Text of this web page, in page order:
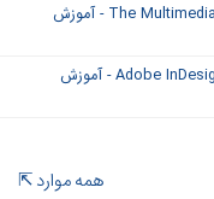
The Multimedia Expert Masterclass - From Beginner to Pro - آموزش
Adobe InDesign Masterclass 2026 - From Beginner to Pro - آموزش
همه موارد